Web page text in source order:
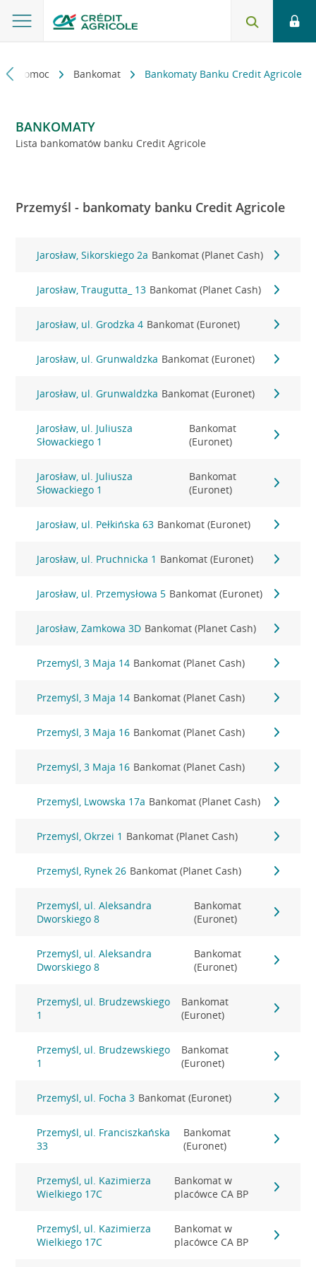
i pomoc Bankomat Bankomaty Banku Credit Agricole
BANKOMATY
Lista bankomatów banku Credit Agricole
Przemyśl - bankomaty banku Credit Agricole
Jarosław, Sikorskiego 2a Bankomat (Planet Cash)
Jarosław, Traugutta_ 13 Bankomat (Planet Cash)
Jarosław, ul. Grodzka 4 Bankomat (Euronet)
Jarosław, ul. Grunwaldzka Bankomat (Euronet)
Jarosław, ul. Grunwaldzka Bankomat (Euronet)
Jarosław, ul. Juliusza
Słowackiego 1
Bankomat
(Euronet)
Jarosław, ul. Juliusza
Słowackiego 1
Bankomat
(Euronet)
Jarosław, ul. Pełkińska 63 Bankomat (Euronet)
Jarosław, ul. Pruchnicka 1 Bankomat (Euronet)
Jarosław, ul. Przemysłowa 5 Bankomat (Euronet)
Jarosław, Zamkowa 3D Bankomat (Planet Cash)
Przemyśl, 3 Maja 14 Bankomat (Planet Cash)
Przemyśl, 3 Maja 14 Bankomat (Planet Cash)
Przemyśl, 3 Maja 16 Bankomat (Planet Cash)
Przemyśl, 3 Maja 16 Bankomat (Planet Cash)
Przemyśl, Lwowska 17a Bankomat (Planet Cash)
Przemyśl, Okrzei 1 Bankomat (Planet Cash)
Przemyśl, Rynek 26 Bankomat (Planet Cash)
Przemyśl, ul. Aleksandra
Dworskiego 8
Bankomat
(Euronet)
Przemyśl, ul. Aleksandra
Dworskiego 8
Bankomat
(Euronet)
Przemyśl, ul. Brudzewskiego
1
Bankomat
(Euronet)
Przemyśl, ul. Brudzewskiego
1
Bankomat
(Euronet)
Przemyśl, ul. Focha 3 Bankomat (Euronet)
Przemyśl, ul. Franciszkańska
33
Bankomat
(Euronet)
Przemyśl, ul. Kazimierza
Wielkiego 17C
Bankomat w
placówce CA BP
Przemyśl, ul. Kazimierza
Wielkiego 17C
Bankomat w
placówce CA BP